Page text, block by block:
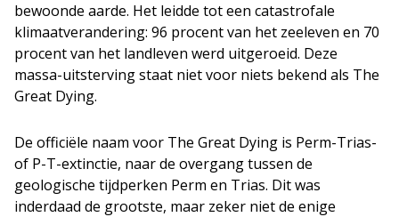
bewoonde aarde. Het leidde tot een catastrofale
klimaatverandering: 96 procent van het zeeleven en 70
procent van het landleven werd uitgeroeid. Deze
massa-uitsterving staat niet voor niets bekend als The
Great Dying.
De officiële naam voor The Great Dying is Perm-Trias-
of P-T-extinctie, naar de overgang tussen de
geologische tijdperken Perm en Trias. Dit was
inderdaad de grootste, maar zeker niet de enige